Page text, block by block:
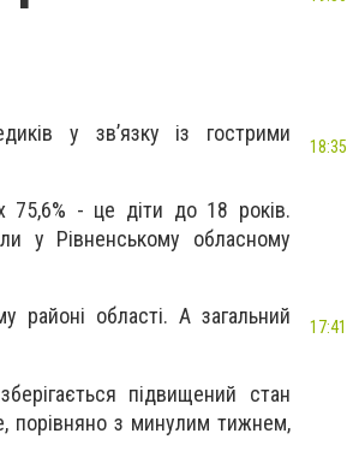
у зв’язку із гострими
75,6% - це діти до 18 років.
у Рівненському обласному
районі області. А загальний
підвищений стан
порівняно з минулим тижнем,
18:35
17:41